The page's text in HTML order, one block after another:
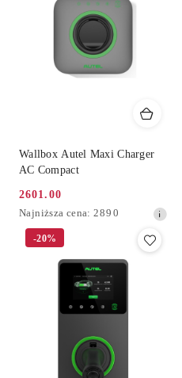
Wallbox Autel Maxi Charger
AC Compact
promocyjna:
2601.00
Najniższa
cena
Najniższa cena: 2890
-20%